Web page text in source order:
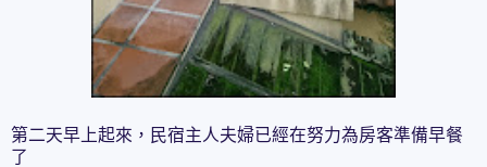
第二天早上起來，民宿主人夫婦已經在努力為房客準備早餐
了